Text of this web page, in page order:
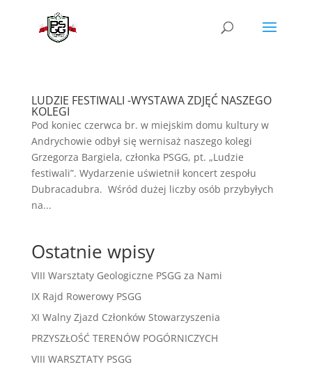
LUDZIE FESTIWALI -WYSTAWA ZDJĘĆ NASZEGO
KOLEGI
Pod koniec czerwca br. w miejskim domu kultury w
Andrychowie odbył się wernisaż naszego kolegi
Grzegorza Bargiela, członka PSGG, pt. „Ludzie
festiwali”. Wydarzenie uświetnił koncert zespołu
Dubracadubra. Wśród dużej liczby osób przybyłych
na...
Ostatnie wpisy
VIII Warsztaty Geologiczne PSGG za Nami
IX Rajd Rowerowy PSGG
XI Walny Zjazd Członków Stowarzyszenia
PRZYSZŁOŚĆ TERENÓW POGÓRNICZYCH
VIII WARSZTATY PSGG